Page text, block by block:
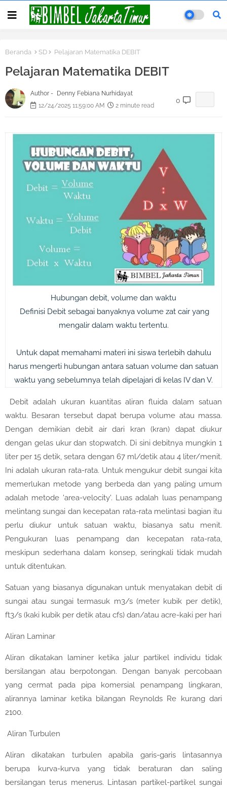
Beranda SD Pelajaran Matematika DEBIT
Pelajaran Matematika DEBIT
Author -
Denny Febiana Nurhidayat
12/24/2025 11:59:00 AM
2 minute read
0
Hubungan debit, volume dan waktu
Definisi Debit sebagai banyaknya volume zat cair yang
mengalir dalam waktu tertentu.
Untuk dapat memahami materi ini siswa terlebih dahulu
harus mengerti hubungan antara satuan volume dan satuan
waktu yang sebelumnya telah dipelajari di kelas IV dan V.
Debit adalah ukuran kuantitas aliran fluida dalam satuan
waktu. Besaran tersebut dapat berupa volume atau massa.
Dengan demikian debit air dari kran (kran) dapat diukur
dengan gelas ukur dan stopwatch. Di sini debitnya mungkin 1
liter per 15 detik, setara dengan 67 ml/detik atau 4 liter/menit.
Ini adalah ukuran rata-rata. Untuk mengukur debit sungai kita
memerlukan metode yang berbeda dan yang paling umum
adalah metode 'area-velocity'. Luas adalah luas penampang
melintang sungai dan kecepatan rata-rata melintasi bagian itu
perlu diukur untuk satuan waktu, biasanya satu menit.
Pengukuran luas penampang dan kecepatan rata-rata,
meskipun sederhana dalam konsep, seringkali tidak mudah
untuk ditentukan.
Satuan yang biasanya digunakan untuk menyatakan debit di
sungai atau sungai termasuk m3/s (meter kubik per detik),
ft3/s (kaki kubik per detik atau cfs) dan/atau acre-kaki per hari
Aliran Laminar
Aliran dikatakan laminer ketika jalur partikel individu tidak
bersilangan atau berpotongan. Dengan banyak percobaan
yang cermat pada pipa komersial penampang lingkaran,
alirannya laminar ketika bilangan Reynolds Re kurang dari
2100.
Aliran Turbulen
Aliran dikatakan turbulen apabila garis-garis lintasannya
berupa kurva-kurva yang tidak beraturan dan saling
bersilangan terus menerus. Lintasan partikel-partikel sungai